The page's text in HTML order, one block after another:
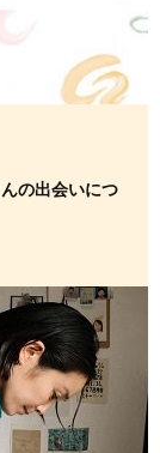
の出会いにつ